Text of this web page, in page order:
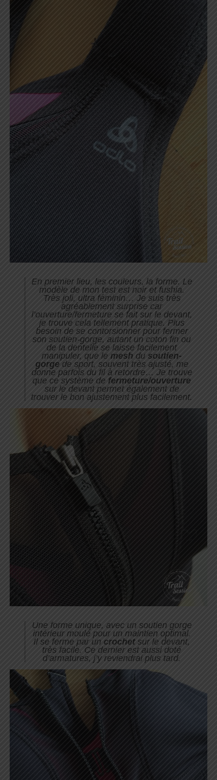
En premier lieu, les couleurs, la forme. Le
modèle de mon test est noir et fushia.
Très joli, ultra féminin… Je suis très
agréablement surprise car
l’ouverture/fermeture se fait sur le devant,
je trouve cela tellement pratique. Plus
besoin de se contorsionner pour fermer
son soutien-gorge, autant un coton fin ou
de la dentelle se laisse facilement
manipuler, que le mesh du soutien-
gorgede sport, souvent très ajusté, me
donne parfois du fil à retordre… Je trouve
que ce système de fermeture/ouverture
sur le devant permet également de
trouver le bon ajustement plus facilement.
Une forme unique, avec un soutien gorge
intérieur moulé pour un maintien optimal.
Il se ferme par un crochetsur le devant,
très facile. Ce dernier est aussi doté
d’armatures, j’y reviendrai plus tard.